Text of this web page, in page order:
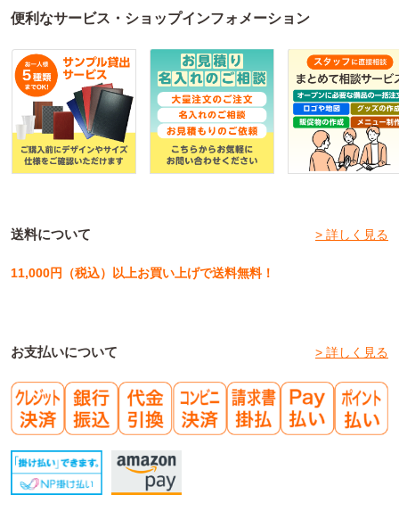
便利なサービス・ショップインフォメーション
送料について > 詳しく見る
11,000円（税込）以上お買い上げで送料無料！
お支払いについて > 詳しく見る